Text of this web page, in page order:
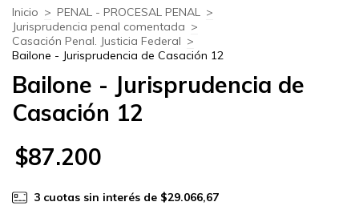
Inicio > PENAL - PROCESAL PENAL >
Jurisprudencia penal comentada >
Casación Penal. Justicia Federal >
Bailone - Jurisprudencia de Casación 12
Bailone - Jurisprudencia de
Casación 12
$87.200
3 cuotas sin interés de $29.066,67